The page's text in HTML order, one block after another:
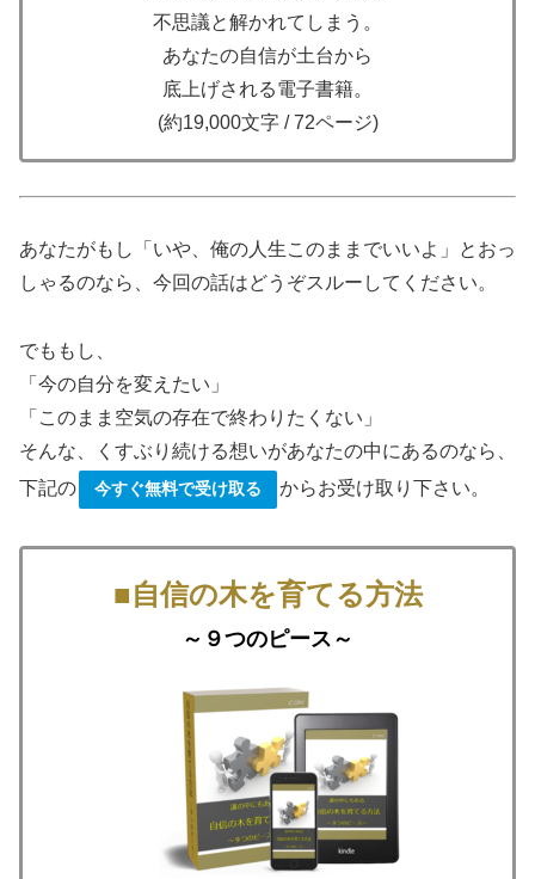
不思議と解かれてしまう。
あなたの自信が土台から
底上げされる電子書籍。
(約19,000文字 / 72ページ)
あなたがもし「いや、俺の人生このままでいいよ」とおっ
しゃるのなら、今回の話はどうぞスルーしてください。
でももし、
「今の自分を変えたい」
「このまま空気の存在で終わりたくない」
そんな、くすぶり続ける想いがあなたの中にあるのなら、
下記の
今すぐ無料で受け取る からお受け取り下さい。
■自信の木を育てる方法
～９つのピース～